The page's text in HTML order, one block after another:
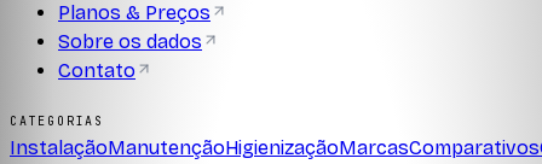
Planos & Preços
Sobre os dados
Contato
CATEGORIAS
InstalaçãoManutençãoHigienizaçãoMarcasComparativos